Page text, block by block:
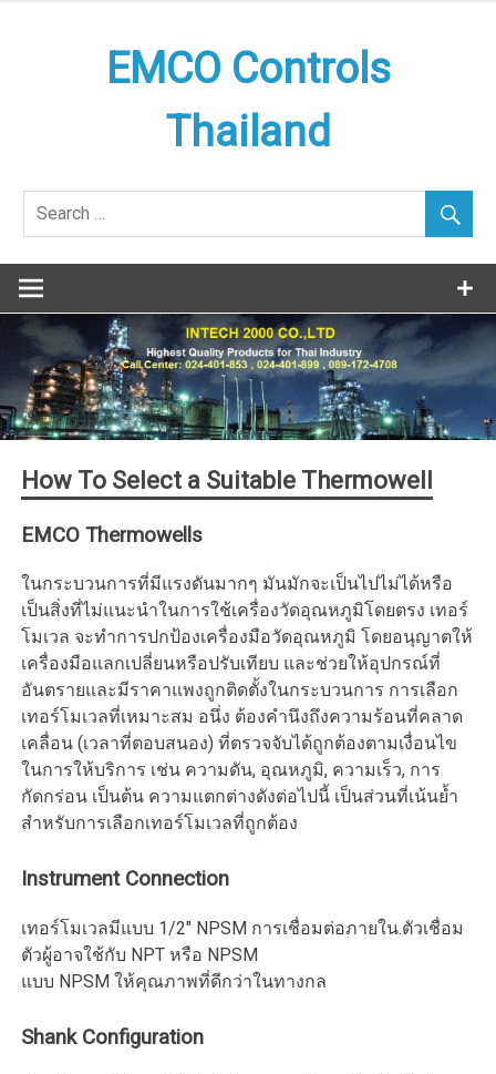
EMCO Controls
Thailand
How To Select a Suitable Thermowell
EMCO Thermowells
ในกระบวนการที่มีแรงดันมากๆ มันมักจะเป็นไปไม่ได้หรือ
เป็นสิ่งที่ไม่แนะนำในการใช้เครื่องวัดอุณหภูมิโดยตรง เทอร์
โมเวล จะทำการปกป้องเครื่องมือวัดอุณหภูมิ โดยอนุญาตให้
เครื่องมือแลกเปลี่ยนหรือปรับเทียบ และช่วยให้อุปกรณ์ที่
อันตรายและมีราคาแพงถูกติดตั้งในกระบวนการ การเลือก
เทอร์โมเวลที่เหมาะสม อนึ่ง ต้องคำนึงถึงความร้อนที่คลาด
เคลื่อน (เวลาที่ตอบสนอง) ที่ตรวจจับได้ถูกต้องตามเงื่อนไข
ในการให้บริการ เช่น ความดัน, อุณหภูมิ, ความเร็ว, การ
กัดกร่อน เป็นต้น ความแตกต่างดังต่อไปนี้ เป็นส่วนที่เน้นย้ำ
สำหรับการเลือกเทอร์โมเวลที่ถูกต้อง
Instrument Connection
เทอร์โมเวลมีแบบ 1/2″ NPSM การเชื่อมต่อภายใน.ตัวเชื่อม
ตัวผู้อาจใช้กับ NPT หรือ NPSM
แบบ NPSM ให้คุณภาพที่ดีกว่าในทางกล
Shank Configuration